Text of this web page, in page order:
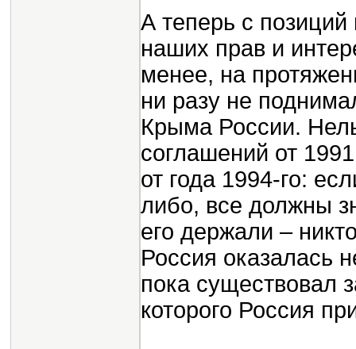
А теперь с
наших прав и
менее, на
ни разу не
Крыма России.
соглашений от
от года 1994-го:
либо, все должны
его держали –
Россия оказалась
пока существовал
которого Россия